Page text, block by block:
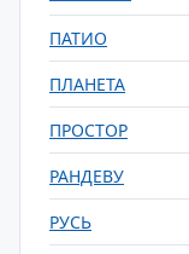
ПАТИО
ПЛАНЕТА
ПРОСТОР
РАНДЕВУ
РУСЬ